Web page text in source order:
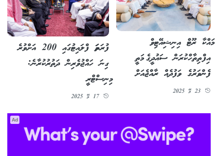
މައްކާ ރޫޓް އިނިޝިއޭޓިވް
އިފްތިތާހްކުރަން ސައުދީގެ މަތީ
ފެންވަރުގެ ވަފުދެއް ރާއްޖެއަށް
ފުރަތަމަ ފްލައިޓުގައި 200 އަށްވުރެ
ގިނަ ހައްޖުވެރިން ދަތުރުކުރާނެ:
މިނިސްޓްރީ
17 މޭ 2025
Ad